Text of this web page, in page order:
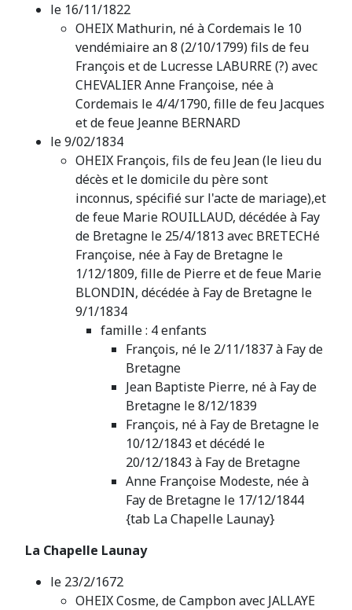
le 16/11/1822
OHEIX Mathurin, né à Cordemais le 10
vendémiaire an 8 (2/10/1799) fils de feu
François et de Lucresse LABURRE (?) avec
CHEVALIER Anne Françoise, née à
Cordemais le 4/4/1790, fille de feu Jacques
et de feue Jeanne BERNARD
le 9/02/1834
OHEIX François, fils de feu Jean (le lieu du
décès et le domicile du père sont
inconnus, spécifié sur l'acte de mariage),et
de feue Marie ROUILLAUD, décédée à Fay
de Bretagne le 25/4/1813 avec BRETECHé
Françoise, née à Fay de Bretagne le
1/12/1809, fille de Pierre et de feue Marie
BLONDIN, décédée à Fay de Bretagne le
9/1/1834
famille : 4 enfants
François, né le 2/11/1837 à Fay de
Bretagne
Jean Baptiste Pierre, né à Fay de
Bretagne le 8/12/1839
François, né à Fay de Bretagne le
10/12/1843 et décédé le
20/12/1843 à Fay de Bretagne
Anne Françoise Modeste, née à
Fay de Bretagne le 17/12/1844
{tab La Chapelle Launay}
La Chapelle Launay
le 23/2/1672
OHEIX Cosme, de Campbon avec JALLAYE